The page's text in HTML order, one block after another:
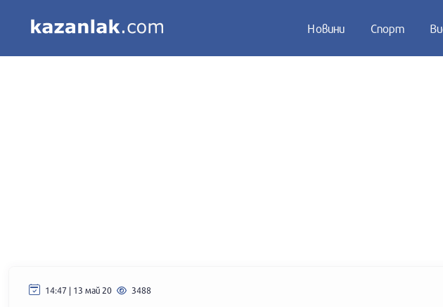
Новини Спорт
14:47 | 13 май 20 3488